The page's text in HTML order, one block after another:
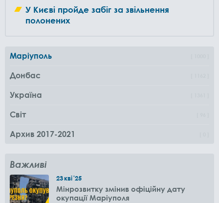
У Києві пройде забіг за звільнення
полонених
Маріуполь
Донбас
Україна
Світ
Архив 2017-2021
Важливі
23кві'25
Мінрозвитку змінив офіційну дату
окупації Маріуполя